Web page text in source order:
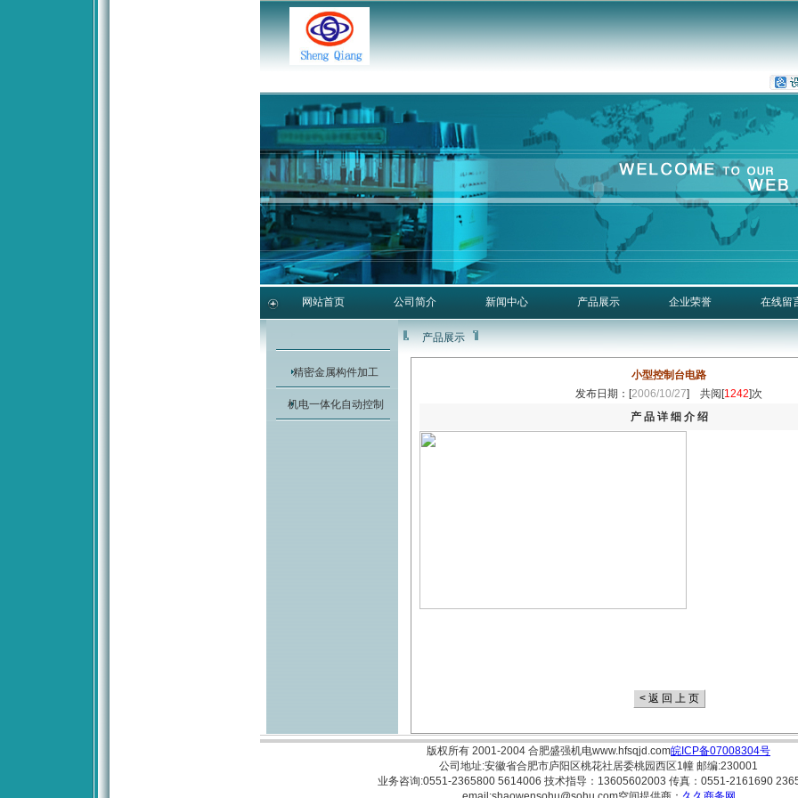
网站首页 公司简介 新闻中心 产品展示 企业荣誉 在线留
产品展示
精密金属构件加工
机电一体化自动控制
小型控制台电路
发布日期：[2006/10/27] 共阅[1242]次
产 品 详 细 介 绍
版权所有 2001-2004 合肥盛强机电www.hfsqjd.com皖ICP备07008304号
公司地址:安徽省合肥市庐阳区桃花社居委桃园西区1幢 邮编:230001
业务咨询:0551-2365800 5614006 技术指导：13605602003 传真：0551-2161690